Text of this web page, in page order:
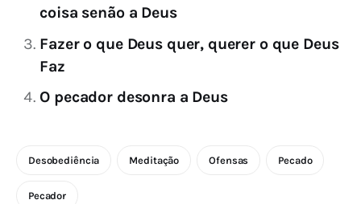
coisa senão a Deus
Fazer o que Deus quer, querer o que Deus
Faz
O pecador desonra a Deus
Desobediência Meditação Ofensas Pecado
Pecador